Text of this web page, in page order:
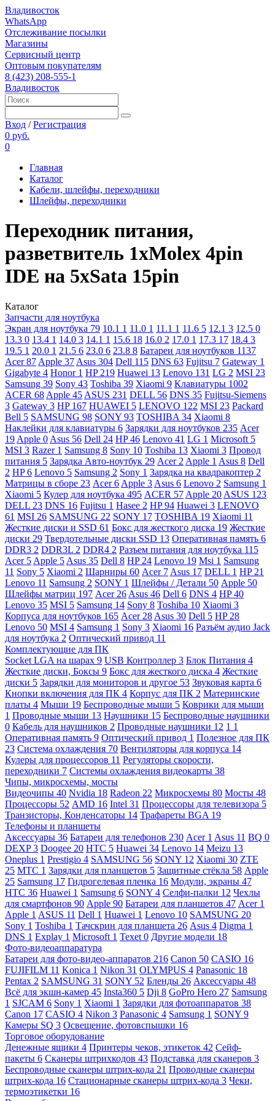
Владивосток
WhatsApp
Отслеживание посылки
Магазины
Сервисный центр
Оптовым покупателям
8 (423) 208-555-1
Владивосток
Вход /Регистрация
0 руб.
0
Главная
Каталог
Кабели, шлейфы, переходники
Шлейфы, переходники
Переходник питания,
разветвитель 1xMolex 4pin
IDE на 5хSata 15pin
Каталог
Запчасти для ноутбука
Экран для ноутбука 79 10.1 1 11.0 1 11.1 1 11.6 5 12.1 3 12.5 0
13.3 0 13.4 1 14.0 3 14.1 1 15.6 18 16.0 2 17.0 1 17.3 17 18.4 3
19.5 1 20.0 1 21.5 6 23.0 6 23.8 8 Батареи для ноутбуков 1137
Acer87 Apple 37 Asus 304 Dell 115 DNS 63 Fujitsu 7 Gateway 1
Gigabyte 4 Honor 1 HP 219 Huawei 13 Lenovo 131 LG 2 MSI 23
Samsung 39 Sony 43 Toshiba 39 Xiaomi 9 Клавиатуры 1002
ACER 68 Apple 45 ASUS 231 DELL 56 DNS 35 Fujitsu-Siemens
3 Gateway 3 HP 167 HUAWEI 5 LENOVO 122 MSI 23 Packard
Bell 5 SAMSUNG 98 SONY 93 TOSHIBA 34 Xiaomi 8
Наклейки для клавиатуры 6 Зарядки для ноутбуков 235 Acer
19 Apple 0 Asus 56 Dell 24 HP46 Lenovo 41 LG 1 Microsoft 5
MSI 3 Razer 1 Samsung 8 Sony 10 Toshiba 13 Xiaomi 3 Провод
питания 5 Зарядка Авто-ноутбук 29 Acer 2 Apple 1 Asus 8 Dell
2 HP6 Lenovo 5 Samsung 2 Sony 1 Зарядка на квадракоптер 2
Матрицы в сборе 23 Acer6 Apple 3 Asus 6 Lenovo 2 Samsung 1
Xiaomi 5 Кулер для ноутбука 495 ACER 57 Apple 20 ASUS 123
DELL 23 DNS 16 Fujitsu 1 Hasee 2 HP94 Huawei 3 LENOVO
61 MSI 26 SAMSUNG 22 SONY 17 TOSHIBA 19 Xiaomi 11
Жесткие диски и SSD 61 Бокс для жесткого диска 19 Жесткие
диски 29 Твердотельные диски SSD 13 Оперативная память 6
DDR3 2 DDR3L 2 DDR4 2 Разъем питания для ноутбука 115
Acer 5 Apple 5 Asus 35 Dell 8 HP 24 Lenovo 19 Msi 1 Samsung
11 Sony 5 Xiaomi 2 Шарниры 60 Acer 7 Asus 17 DELL 1 HP 21
Lenovo 11 Samsung 2 SONY 1 Шлейфы / Детали 50 Apple 50
Шлейфы матриц 197 Acer 26 Asus 46 Dell 6 DNS 4 HP40
Lenovo 35 MSI 5 Samsung 14 Sony 8 Toshiba 10 Xiaomi 3
Корпуса для ноутбуков 165 Acer 28 Asus 30 Dell 5 HP 28
Lenovo 50 MSI 4 Samsung 1 Sony 3 Xiaomi 16 Разъём аудио Jack
для ноутбука 2 Оптический привод 11
Комплектующие для ПК
Socket LGA на шарах 9 USB Контроллер 3 Блок Питания 4
Жесткие диски, Боксы 9 Бокс для жесткого диска 4 Жесткие
диски 5 Зарядки для мониторов и другое 53 Звуковая карта 6
Кнопки включения для ПК 4 Корпус для ПК 2 Материнские
платы 4 Мыши 19 Беспроводные мыши 5 Коврики для мыши
1 Проводные мыши 13 Наушники 15 Беспроводные наушники
0 Кабель для наушников 2 Проводные наушники 12 1 1
Оперативная память 9 Оптический привод 1 Полезное для ПК
23 Система охлаждения 70 Вентиляторы для корпуса 14
Кулеры для процессоров 11 Регуляторы скорости,
переходники 7 Системы охлаждения видеокарты 38
Чипы, микросхемы, мосты
Видеочипы 40 Nvidia 18 Radeon 22 Микросхемы 80 Мосты 48
Процессоры 52 AMD 16 Intel 31 Процессоры для телевизора 5
Транзисторы, Конденсаторы 14 Трафареты BGA 19
Телефоны и планшеты
Аксессуары 36 Батареи для телефонов 230 Acer 1 Asus 11 BQ 0
DEXP3 Doogee 20 HTC 5 Huawei 34 Lenovo 14 Meizu 13
Oneplus 1 Prestigio 4 SAMSUNG 56 SONY 12 Xiaomi 30 ZTE
25 МТС 1 Зарядки для планшетов 5 Защитные стёкла 58 Apple
25 Samsung 17 Гидрогелевая пленка 16 Модули, экраны 47
HTC 36 Huawei 1 Samsung 6 SONY 4 Селфи-палки 12 Чехлы
для смартфонов 90 Apple 90 Батареи для планшетов 47 Acer 1
Apple 1 ASUS 11 Dell 1 Huawei 1 Lenovo 10 SAMSUNG 20
Sony 1 Toshiba 1 Тачскрин для планшета 26 Asus 4 Digma 1
DNS 1 Explay 1 Microsoft 1 Texet 0 Другие модели 18
Фото-видеоаппаратура
Батареи для фото-видео-аппаратов 216 Canon 50 CASIO 16
FUJIFILM 11 Konica 1 Nikon 31 OLYMPUS 4 Panasonic 18
Pentax 2 SAMSUNG 31 SONY 52 Бленды 26 Аксессуары 48
Всё для экшн-камер 45 Insta360 5 Dji 8 GoPro Hero 27 Samsung
1 SJCAM 6 Sony 1 Xiaomi 1 Зарядки для фотоаппаратов 38
Canon 17 CASIO 4 Nikon 3 Panasonic 4 Samsung 1 SONY 9
Камеры SQ 3 Освещение, фотовспышки 16
Торговое оборудование
Денежные ящики 4 Принтеры чеков, этикеток 42 Сейф-
пакеты 6 Сканеры штрихкодов 43 Подставка для сканеров 3
Беспроводные сканеры штрих-кода 21 Проводные сканеры
штрих-кода 16 Стационарные сканеры штрих-кода 3 Чеки,
термоэтикетки 16